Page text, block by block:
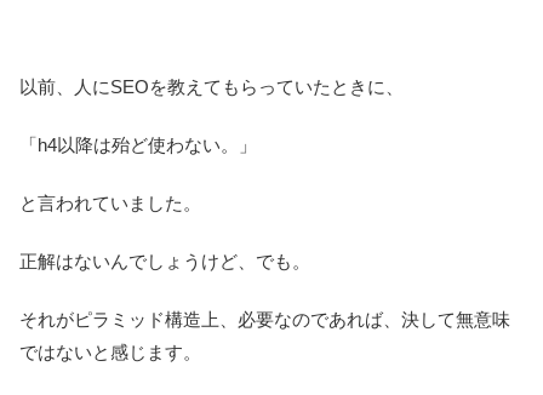
以前、人にSEOを教えてもらっていたときに、
「h4以降は殆ど使わない。」
と言われていました。
正解はないんでしょうけど、でも。
それがピラミッド構造上、必要なのであれば、決して無意味
ではないと感じます。